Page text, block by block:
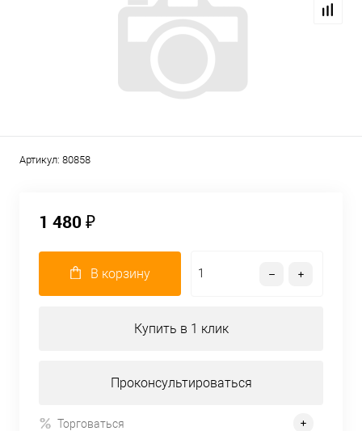
Артикул: 80858
1 480 ₽
В корзину
Купить в 1 клик
Проконсультироваться
Торговаться